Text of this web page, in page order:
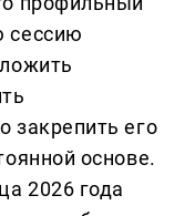
сессию
закрепить его
основе.
2026 года